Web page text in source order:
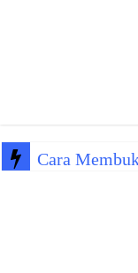
Cara